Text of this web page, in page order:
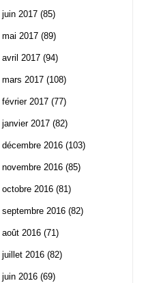
juin 2017 (85)
mai 2017 (89)
avril 2017 (94)
mars 2017 (108)
février 2017 (77)
janvier 2017 (82)
décembre 2016 (103)
novembre 2016 (85)
octobre 2016 (81)
septembre 2016 (82)
août 2016 (71)
juillet 2016 (82)
juin 2016 (69)